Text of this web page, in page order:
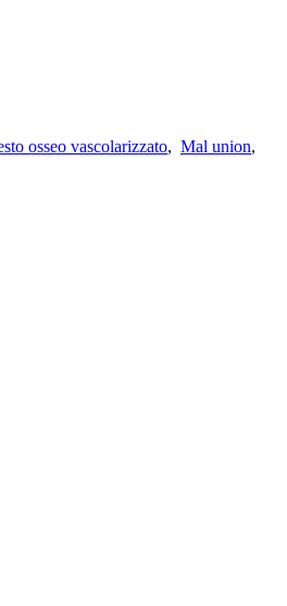
osseo vascolarizzato, Mal union,